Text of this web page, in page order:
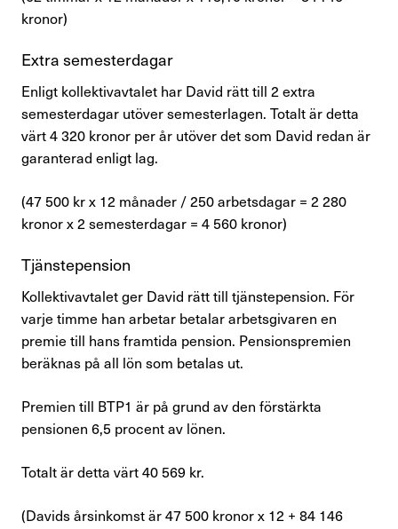
kronor)
Extra semesterdagar
Enligt kollektivavtalet har David rätt till 2 extra
semesterdagar utöver semesterlagen. Totalt är detta
värt4 320 kronor per år utöver det som David redan är
garanterad enligt lag.
(47 500 kr x 12 månader / 250 arbetsdagar = 2 280
kronor x 2 semesterdagar = 4 560 kronor)
Tjänstepension
Kollektivavtalet ger David rätt till tjänstepension. För
varje timme han arbetar betalar arbetsgivaren en
premie till hans framtida pension. Pensionspremien
beräknas på all lön som betalas ut.
Premien till BTP1 är på grund av den förstärkta
pensionen 6,5 procent av lönen.
Totalt är detta värt40 569 kr.
(Davids årsinkomst är47 500 kronor x 12 + 84 146